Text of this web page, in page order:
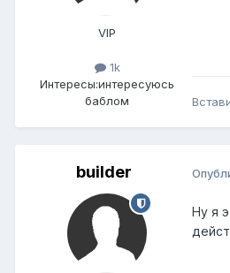
VIP
1k
Интересы:интересуюсь
баблом
builder
Ну я